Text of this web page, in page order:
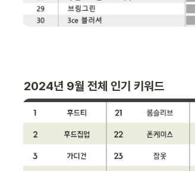
2024년 9월 전체 인기 키워드